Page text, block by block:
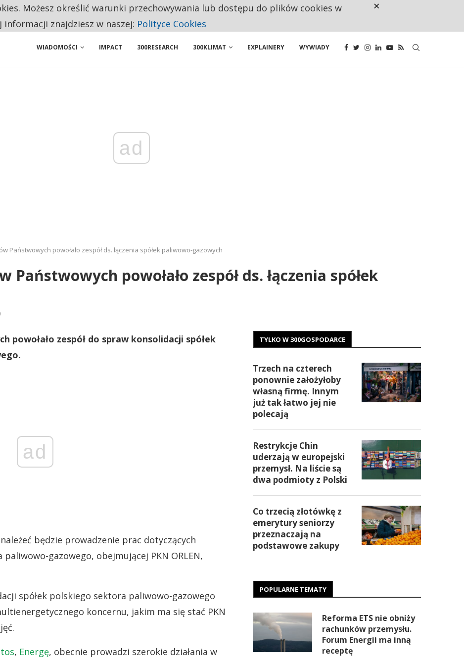
SENIORZY PRZEZNACZAJĄ NA PODSTAWOWE ZAKUPY
WIADOMOŚCI IMPACT 300RESEARCH 300KLIMAT EXPLAINERY WYWIADY
ad
Państwowych powołało zespół ds. łączenia spółek paliwowo-gazowych
powołało zespół ds. łączenia spółek
zespół do spraw konsolidacji spółek
ad
będzie prowadzenie prac dotyczących
gazowego, obejmującej PKN ORLEN,
spółek polskiego sektora paliwowo-gazowego
koncernu, jakim ma się stać PKN
, Energę, obecnie prowadzi szerokie działania w
TYLKO W 300GOSPODARCE
Trzech na czterech
ponownie założyłoby
własną firmę. Innym
już tak łatwo jej nie
polecają
Restrykcje Chin
uderzają w europejski
przemysł. Na liście są
dwa podmioty z Polski
Co trzecią złotówkę z
emerytury seniorzy
przeznaczają na
podstawowe zakupy
POPULARNE TEMATY
Reforma ETS nie obniży
rachunków przemysłu.
Forum Energii ma inną
receptę
Możesz określić warunki przechowywania lub dostępu do plików cookies w
znajdziesz w naszej: Polityce Cookies
×